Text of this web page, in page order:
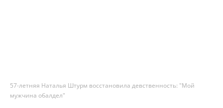
57-летняя Наталья Штурм восстановила девственность: "Мой
мужчина обалдел"